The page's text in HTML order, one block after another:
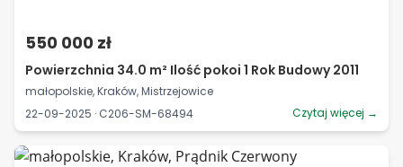
550 000 zł
Powierzchnia 34.0 m² Ilość pokoi 1 Rok Budowy 2011
małopolskie, Kraków, Mistrzejowice
22-09-2025 · C206-SM-68494
Czytaj więcej →